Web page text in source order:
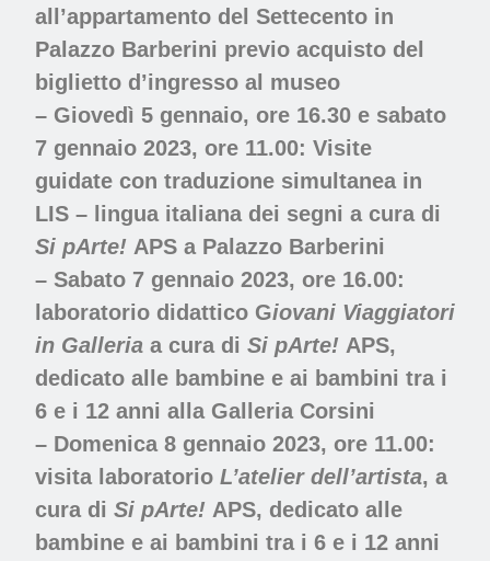
all’appartamento del Settecento in
Palazzo Barberini previo acquisto del
biglietto d’ingresso al museo
– Giovedì 5 gennaio, ore 16.30 e sabato
7 gennaio 2023, ore 11.00: Visite
guidate con traduzione simultanea in
LIS – lingua italiana dei segni a cura di
Si pArte! APS a Palazzo Barberini
– Sabato 7 gennaio 2023, ore 16.00:
laboratorio didattico Giovani Viaggiatori
in Galleria a cura di Si pArte! APS,
dedicato alle bambine e ai bambini tra i
6 e i 12 anni alla Galleria Corsini
– Domenica 8 gennaio 2023, ore 11.00:
visita laboratorio L’atelier dell’artista, a
cura di Si pArte! APS, dedicato alle
bambine e ai bambini tra i 6 e i 12 anni